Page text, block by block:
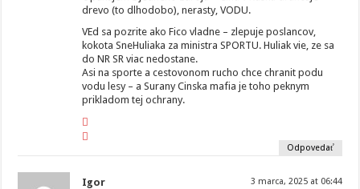
drevo (to dlhodobo), nerasty, VODU.
VEd sa pozrite ako Fico vladne – zlepuje poslancov,
kokota SneHuliaka za ministra SPORTU. Huliak vie, ze sa
do NR SR viac nedostane.
Asi na sporte a cestovonom rucho chce chranit podu
vodu lesy – a Surany Cinska mafia je toho peknym
prikladom tej ochrany.
Odpovedať
Igor 3 marca, 2025 at 06:44